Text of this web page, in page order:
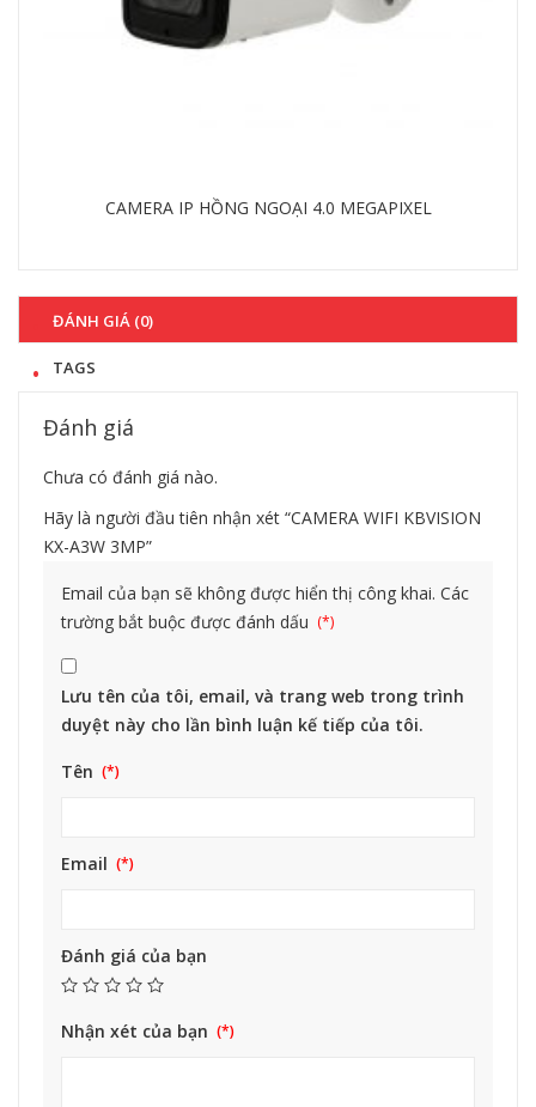
CAMERA IP WIFI KBVISION KX-1301WN
ĐÁNH GIÁ (0)
TAGS
Đánh giá
Chưa có đánh giá nào.
Hãy là người đầu tiên nhận xét “CAMERA WIFI KBVISION
KX-A3W 3MP”
Email của bạn sẽ không được hiển thị công khai. Các
trường bắt buộc được đánh dấu
Lưu tên của tôi, email, và trang web trong trình
duyệt này cho lần bình luận kế tiếp của tôi.
Tên
Email
Đánh giá của bạn
Nhận xét của bạn